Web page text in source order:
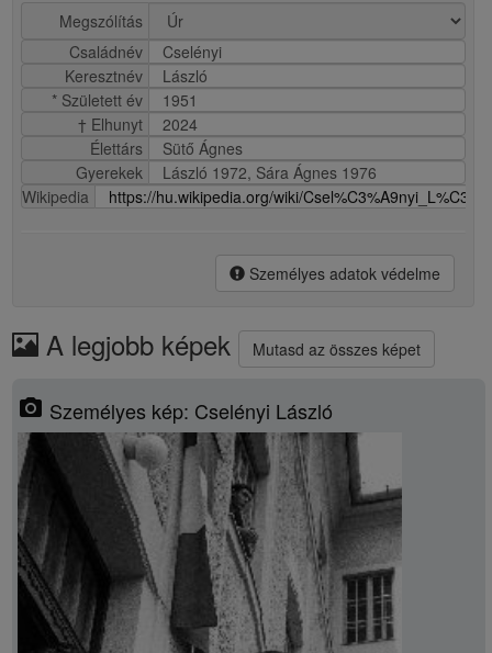
Megszólítás
Családnév
Cselényi
Keresztnév
László
* Született év
1951
† Elhunyt
2024
Élettárs
Sütő Ágnes
Gyerekek
László 1972, Sára Ágnes 1976
Wikipedia
https://hu.wikipedia.org/wiki/
Személyes adatok védelme
A legjobb képek Mutasd az összes képet
photo_camera Személyes kép: Cselényi László